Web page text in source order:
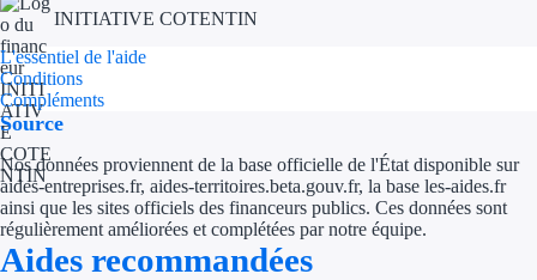
Recherche autonome
Accompagnement
Ressources
INITIATIVE COTENTIN
L'essentiel de l'aide
Conditions
Compléments
Source
Nos données proviennent de la base officielle de l'État disponible sur
aides-entreprises.fr, aides-territoires.beta.gouv.fr, la base les-aides.fr
ainsi que les sites officiels des financeurs publics. Ces données sont
régulièrement améliorées et complétées par notre équipe.
Aides recommandées